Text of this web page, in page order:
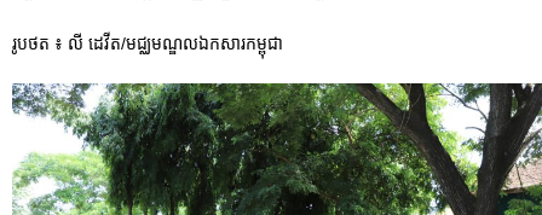
រូបថត ៖ លី ដេវីត/មជ្ឈមណ្ឌលឯកសារកម្ពុជា